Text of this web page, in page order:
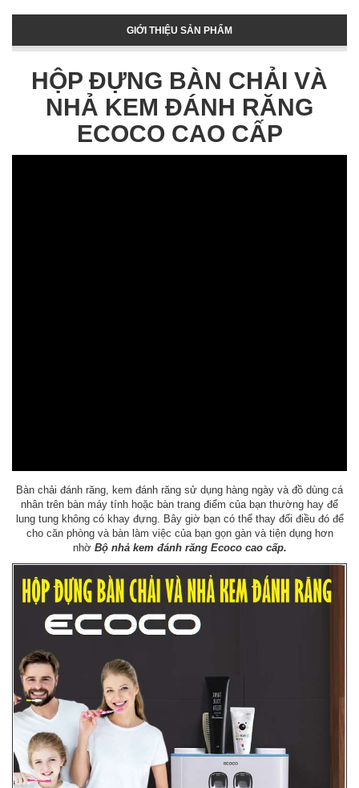
GIỚI THIỆU SẢN PHẨM
HỘP ĐỰNG BÀN CHẢI VÀ
NHẢ KEM ĐÁNH RĂNG
ECOCO CAO CẤP
Bàn chải đánh răng, kem đánh răng sử dụng hàng ngày và đồ dùng cá
nhân trên bàn máy tính hoặc bàn trang điểm của bạn thường hay để
lung tung không có khay đựng. Bây giờ bạn có thể thay đổi điều đó để
cho căn phòng và bàn làm việc của bạn gọn gàn và tiện dụng hơn
nhờ Bộ nhả kem đánh răng Ecoco cao cấp.